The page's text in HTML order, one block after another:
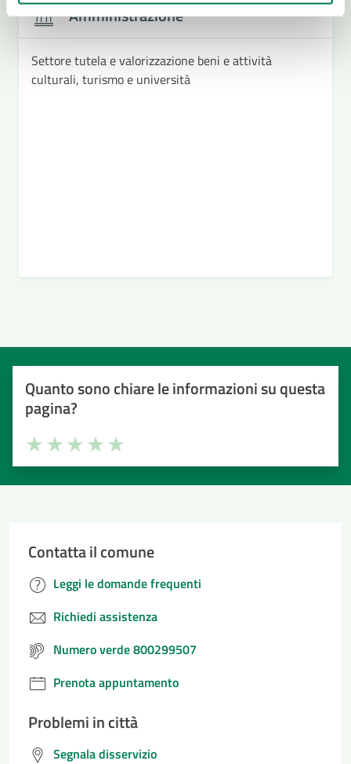
Amministrazione
Settore tutela e valorizzazione beni e attività
culturali, turismo e università
Quanto sono chiare le informazioni su questa
pagina?
Valuta la chiarezza delle informazioni (da 1 a 5 stelle)
Seleziona il numero di stelle per valutare la chiarezza delle
Valuta 5 stelle su 5
Valuta 4 stelle su 5
Valuta 3 stelle su 5
Valuta 2 stelle su 5
Valuta 1 stelle su 5
Contatta il comune
Leggi le domande frequenti
Richiedi assistenza
Numero verde 800299507
Prenota appuntamento
Problemi in città
Segnala disservizio